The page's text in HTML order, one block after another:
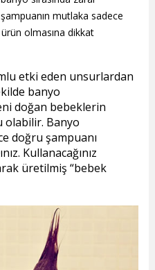
mutlaka sadece
olmasına dikkat
etki eden unsurlardan
banyo
doğan bebeklerin
olabilir. Banyo
doğru şampuanı
Kullanacağınız
üretilmiş bebek